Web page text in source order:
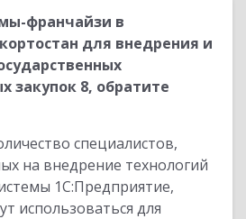
франчайзи в
для внедрения и
закупок 8, обратите
специалистов,
на внедрение технологий
1С:Предприятие,
использоваться для